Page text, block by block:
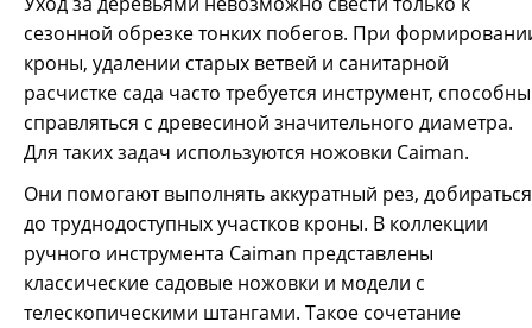
126/128/129
2400 р.
Полотно ножовки CAIMAN в комплекте с болтом для CN-
126/128/129
сезонной обрезке тонких побегов. При
кроны, удалении старых ветвей и санитарной
расчистке сада часто требуется инструмент,
справляться с древесиной значительного диаметра.
Для таких задач используются ножовки Caiman.
Они помогают выполнять аккуратный рез, добираться
до труднодоступных участков кроны. В коллекции
ручного инструмента Caiman представлены
классические садовые ножовки и модели с
телескопическими штангами. Такое сочетание